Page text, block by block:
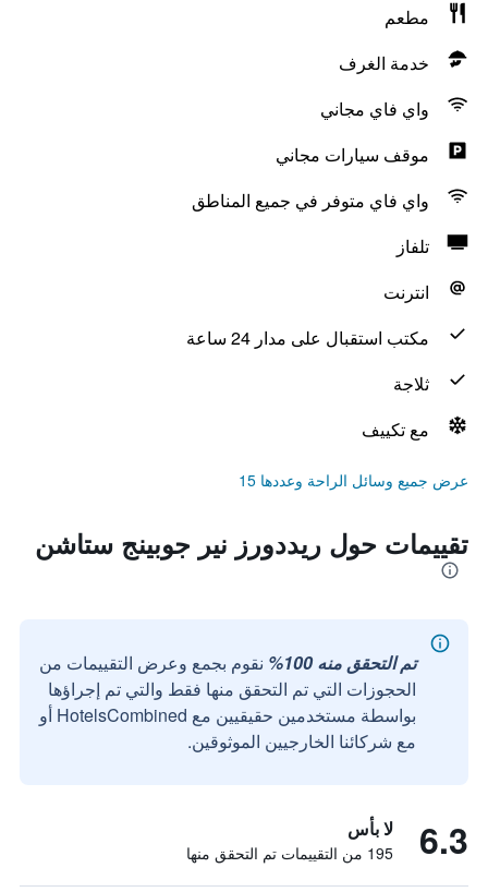
مطعم
خدمة الغرف
واي فاي مجاني
موقف سيارات مجاني
واي فاي متوفر في جميع المناطق
تلفاز
انترنت
مكتب استقبال على مدار 24 ساعة
ثلاجة
مع تكييف
عرض جميع وسائل الراحة وعددها 15
تقييمات حول ريددورز نير جوبينج ستاشن
تم التحقق منه 100%
نقوم بجمع وعرض التقييمات من
الحجوزات التي تم التحقق منها فقط والتي تم إجراؤها
بواسطة مستخدمين حقيقيين مع HotelsCombined أو
مع شركائنا الخارجيين الموثوقين.
6.3 لا بأس
195 من التقييمات تم التحقق منها